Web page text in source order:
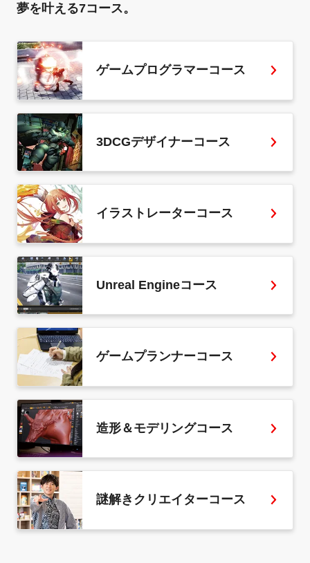
夢を叶える7コース。
ゲームプログラマーコース
3DCGデザイナーコース
イラストレーターコース
Unreal Engineコース
ゲームプランナーコース
造形＆モデリングコース
謎解きクリエイターコース